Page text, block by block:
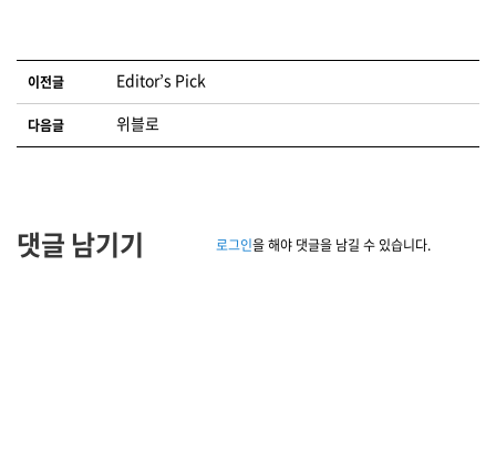
글 네비게이션
이전글 Editor’s Pick
다음글 위블로
댓글 남기기 로그인을 해야 댓글을 남길 수 있습니다.